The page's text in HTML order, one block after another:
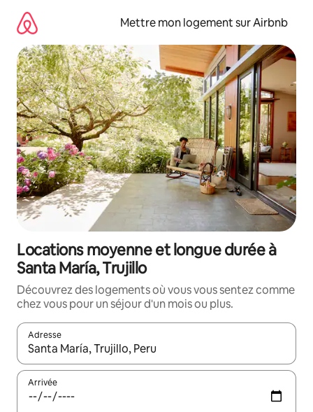
directement
contenu
Mettre mon logement sur Airbnb
Locations moyenne et longue durée à
Santa María, Trujillo
Découvrez des logements où vous vous sentez comme
chez vous pour un séjour d'un mois ou plus.
Adresse
Lorsque les résultats s'affichent, utilisez les flèches vers le
Arrivée